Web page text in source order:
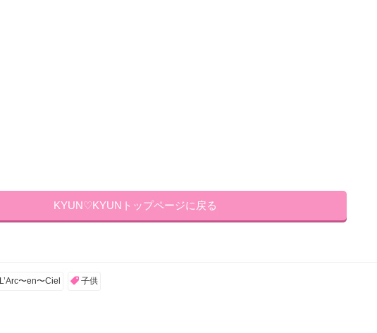
KYUN♡KYUNトップページに戻る
L’Arc〜en〜Ciel 子供